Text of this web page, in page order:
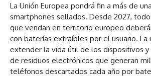
La Unión Europea pondrá fin a más de
smartphones sellados. Desde 2027,
que vendan en territorio europeo
con baterías extraíbles por el usuario. La
extender la vida útil de los dispositivos y
de residuos electrónicos que generan
teléfonos descartados cada año por